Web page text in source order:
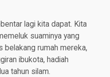
lagi kita dapat. Kita
suaminya yang
belakang rumah mereka,
ibukota, hadiah
tahun silam.